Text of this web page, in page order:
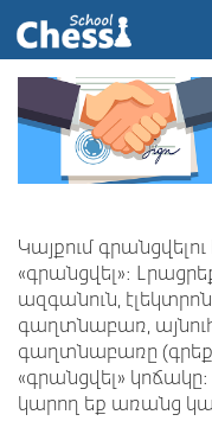
Կայքում
«գրանցվել»։
ազգանուն,
գաղտնաբառ,
գաղտնաբառը (գրեք
«գրանցվել» կոճակը։
կարող եք առանց